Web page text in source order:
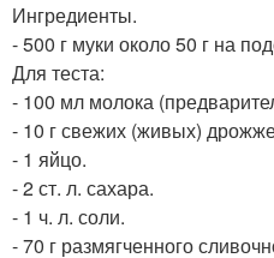
Ингредиенты.
- 500 г муки около 50 г на
Для теста:
- 100 мл молока
- 10 г свежих (живых)
- 1 яйцо.
- 2 ст. л. сахара.
- 1 ч. л. соли.
- 70 г размягченного